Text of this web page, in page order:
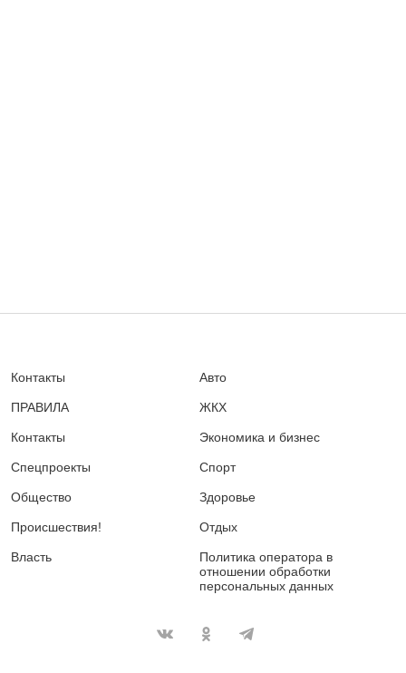
Контакты
ПРАВИЛА
Контакты
Спецпроекты
Общество
Происшествия!
Власть
Авто
ЖКХ
Экономика и бизнес
Спорт
Здоровье
Отдых
Политика оператора в
отношении обработки
персональных данных